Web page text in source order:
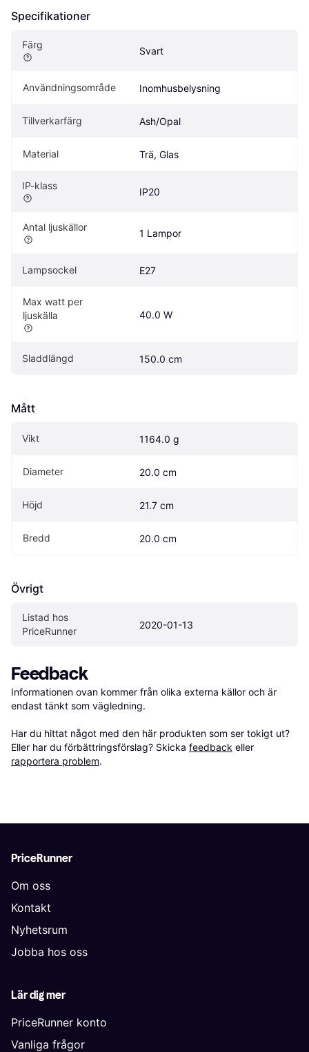
Specifikationer
Färg
Svart
Användningsområde Inomhusbelysning
Tillverkarfärg Ash/Opal
Material Trä, Glas
IP-klass
IP20
Antal ljuskällor
1 Lampor
Lampsockel E27
Max watt per
ljuskälla
40.0 W
Sladdlängd 150.0 cm
Mått
Vikt 1164.0 g
Diameter 20.0 cm
Höjd 21.7 cm
Bredd 20.0 cm
Övrigt
Listad hos
PriceRunner
2020-01-13
Feedback
Informationen ovan kommer från olika externa källor och är
endast tänkt som vägledning.
Har du hittat något med den här produkten som ser tokigt ut?
Eller har du förbättringsförslag? Skicka feedback eller
rapportera problem.
PriceRunner
Om oss
Kontakt
Nyhetsrum
Jobba hos oss
Lär dig mer
PriceRunner konto
Vanliga frågor